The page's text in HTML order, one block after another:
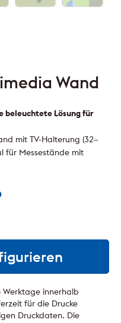
Wand
beleuchtete Lösung für
mit TV-Halterung (32–
für Messestände mit
innerhalb
für die Drucke
Druckdaten. Die